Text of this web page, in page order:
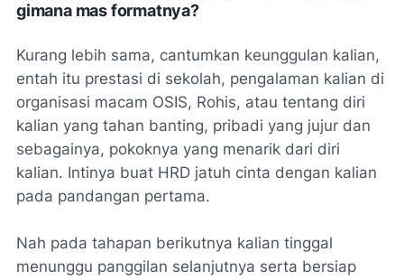
gimana mas formatnya?
Kurang lebih sama, cantumkan keunggulan kalian,
entah itu prestasi di sekolah, pengalaman kalian di
organisasi macam OSIS, Rohis, atau tentang diri
kalian yang tahan banting, pribadi yang jujur dan
sebagainya, pokoknya yang menarik dari diri
kalian. Intinya buat HRD jatuh cinta dengan kalian
pada pandangan pertama.
Nah pada tahapan berikutnya kalian tinggal
menunggu panggilan selanjutnya serta bersiap